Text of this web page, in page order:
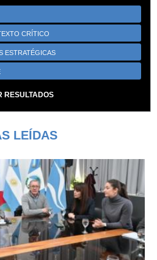
CRÍTICO
ESTRATÉGICAS
RESULTADOS
LEÍDAS